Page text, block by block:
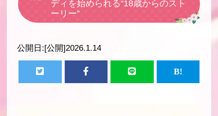
ディを始められる“18歳からのスト
ーリー”
公開日:[公開]2026.1.14